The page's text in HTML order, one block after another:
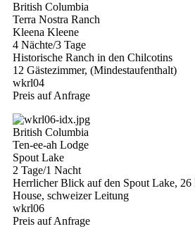
British Columbia
Terra Nostra Ranch
Kleena Kleene
4 Nächte/3 Tage
Historische Ranch in den Chilcotins
12 Gästezimmer, (Mindestaufenthalt)
wkrl04
Preis auf Anfrage
British Columbia
Ten-ee-ah Lodge
Spout Lake
2 Tage/1 Nacht
Herrlicher Blick auf den Spout Lake,
House, schweizer Leitung
wkrl06
Preis auf Anfrage